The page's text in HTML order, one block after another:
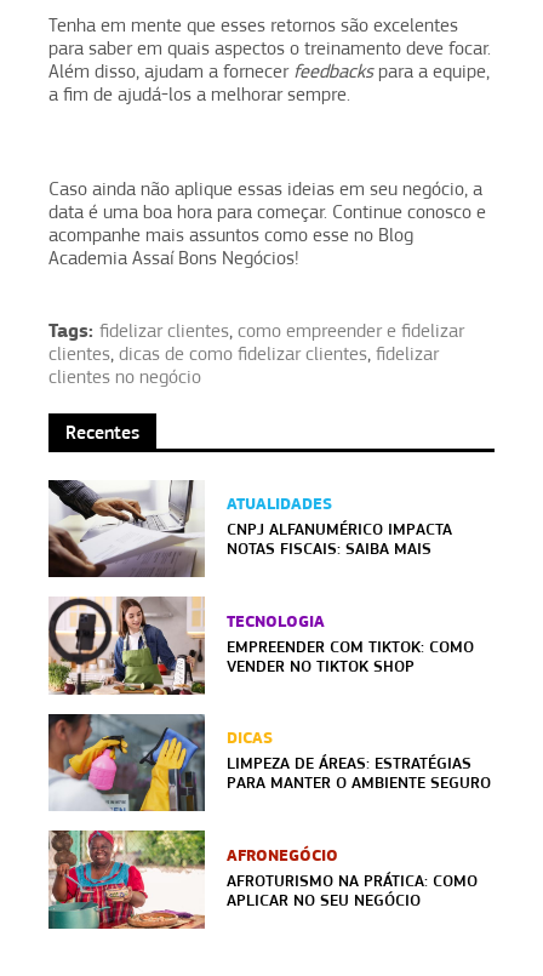
Tenha em mente que esses retornos são excelentes
para saber em quais aspectos o treinamento deve focar.
Além disso, ajudam a fornecer feedbacks para a equipe,
a fim de ajudá-los a melhorar sempre.
Caso ainda não aplique essas ideias em seu negócio, a
data é uma boa hora para começar. Continue conosco e
acompanhe mais assuntos como esse no Blog
Academia Assaí Bons Negócios!
Tags: fidelizar clientes, como empreender e fidelizar
clientes, dicas de como fidelizar clientes, fidelizar
clientes no negócio
Recentes
ATUALIDADES
CNPJ ALFANUMÉRICO IMPACTA
NOTAS FISCAIS: SAIBA MAIS
TECNOLOGIA
EMPREENDER COM TIKTOK: COMO
VENDER NO TIKTOK SHOP
DICAS
LIMPEZA DE ÁREAS: ESTRATÉGIAS
PARA MANTER O AMBIENTE SEGURO
AFRONEGÓCIO
AFROTURISMO NA PRÁTICA: COMO
APLICAR NO SEU NEGÓCIO